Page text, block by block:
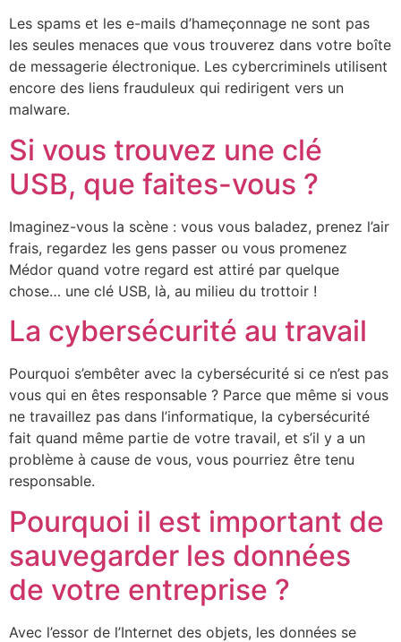
Les spams et les e-mails d’hameçonnage ne sont pas
les seules menaces que vous trouverez dans votre boîte
de messagerie électronique. Les cybercriminels utilisent
encore des liens frauduleux qui redirigent vers un
malware.
Si vous trouvez une clé
USB, que faites-vous ?
Imaginez-vous la scène : vous vous baladez, prenez l’air
frais, regardez les gens passer ou vous promenez
Médor quand votre regard est attiré par quelque
chose… une clé USB, là, au milieu du trottoir !
La cybersécurité au travail
Pourquoi s’embêter avec la cybersécurité si ce n’est pas
vous qui en êtes responsable ? Parce que même si vous
ne travaillez pas dans l’informatique, la cybersécurité
fait quand même partie de votre travail, et s’il y a un
problème à cause de vous, vous pourriez être tenu
responsable.
Pourquoi il est important de
sauvegarder les données
de votre entreprise ?
Avec l’essor de l’Internet des objets, les données se